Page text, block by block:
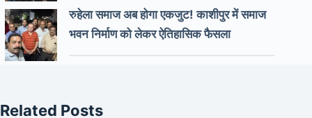
रुहेला समाज अब होगा एकजुट! काशीपुर में समाज
भवन निर्माण को लेकर ऐतिहासिक फैसला
Related Posts